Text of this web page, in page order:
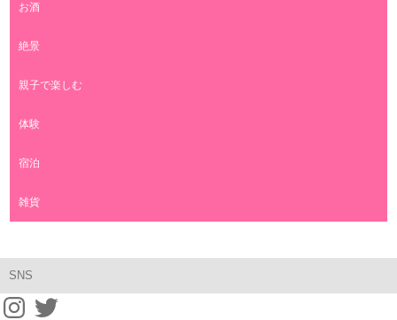
お酒
絶景
親子で楽しむ
体験
宿泊
雑貨
SNS